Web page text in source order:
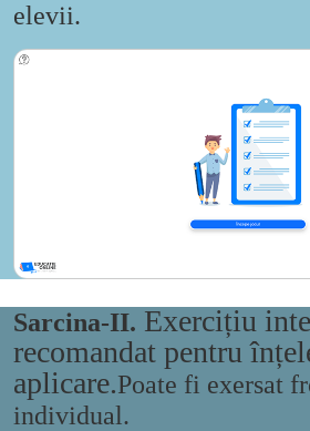
elevii.
Sarcina-II. Exercițiu
recomandat pentru
aplicare.Poate fi exersat
individual.